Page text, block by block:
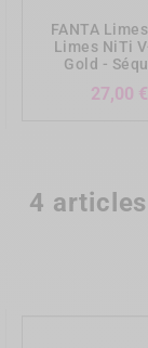
FANTA
Limes NiTi
Gold -
27,00 €
4